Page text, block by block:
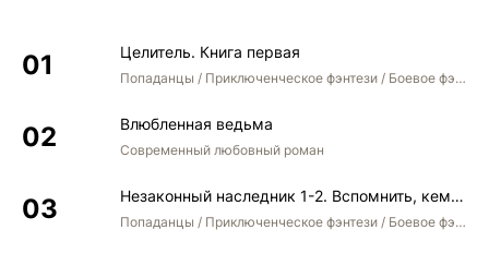
Целитель. Книга первая
Попаданцы / Приключенческое фэнтези / Боевое фэнтези
Влюбленная ведьма
Современный любовный роман
Незаконный наследник 1-2. Вспомнить, кем был. Стать собой. Остаться собой
Попаданцы / Приключенческое фэнтези / Боевое фэнтези / Юмористическое фэнтези